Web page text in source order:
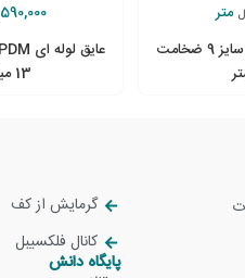
متر
عایق لوله ای EPDM سایز 9 ضخامت
590,000
13 میلیمتر
گرمایش از کف
کانال فلکسیبل
پایگاه دانش